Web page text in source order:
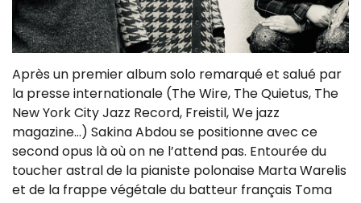
Après un premier album solo remarqué et salué par
la presse internationale (The Wire, The Quietus, The
New York City Jazz Record, Freistil, We jazz
magazine…) Sakina Abdou se positionne avec ce
second opus là où on ne l’attend pas. Entourée du
toucher astral de la pianiste polonaise Marta Warelis
et de la frappe végétale du batteur français Toma